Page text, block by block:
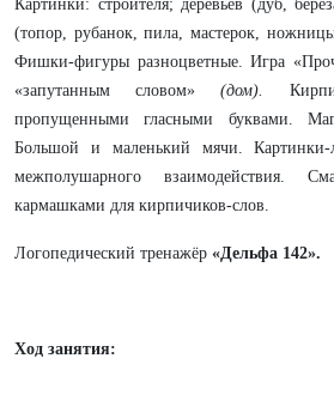
Картинки: строителя; деревьев (дуб,
(топор, рубанок, пила, мастерок,
Фишки-фигуры разноцветные. Игра
«запутанным словом»(дом).
пропущенными гласными буквами.
Большой и маленький мячи. Картинки-
межполушарного взаимодействия.
кармашками для кирпичиков-слов.
Логопедический тренажёр «Дельфа 142».
Ход занятия: